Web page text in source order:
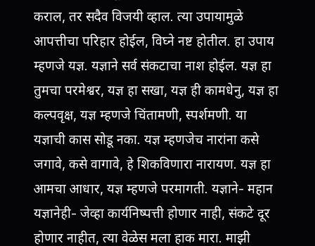
कराल, तर सदैव विजयी व्हाल. त्या उपायामुळे
आपत्तीचा परिहार होईल, विघ्ने नष्ट होतील. हा उपाय
म्हणजे यज्ञ. यज्ञाने सर्व संकटाचा नाश होईल. यज्ञ हा
तुमचा परमेश्वर, यज्ञ हा सखा, यज्ञ ही कामधेनु, यज्ञ हा
कल्पवृक्ष, यज्ञ म्हणजे चिंतामणी, स्पर्शमणी. या
यज्ञाची कास सोडू नका. यज्ञ म्हणजेच नारांना कसे
जगावे, कसे वागावे, हे शिकविणारा नारायण. यज्ञ हा
आमचा आधार, यज्ञ म्हणजे परमागती. यज्ञाने- महान
यज्ञानेही- जेव्हा कार्यनिष्पत्ती होणार नाही, संकटे दूर
होणार नाहीत, त्या वेळेस मला हाक मारा. माझी